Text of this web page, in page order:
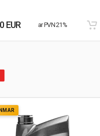
EUR ar PVN 21%